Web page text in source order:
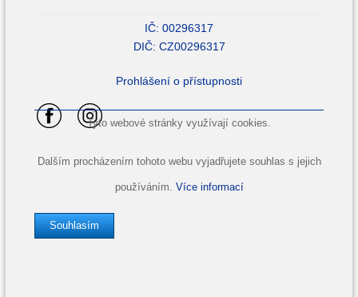
IČ: 00296317
DIČ: CZ00296317
Prohlášení o přístupnosti
Tyto webové stránky využívají cookies.
Dalším procházením tohoto webu vyjadřujete souhlas s jejich
používáním. Více informací
Souhlasím